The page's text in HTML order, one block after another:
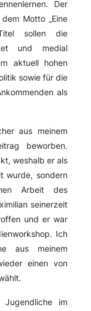
Der
Motto „Eine
sollen die
und medial
aktuell hohen
sowie für die
als
aus meinem
beworben.
weshalb er als
wurde, sondern
Arbeit des
seinerzeit
und er war
Ich
aus meinem
einen von
Jugendliche im